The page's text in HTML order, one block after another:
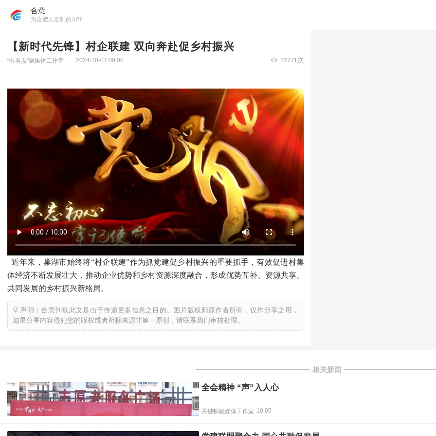
【新时代先锋】村企联建 双向奔赴促乡村振兴
“有看点”融媒体工作室 2024-10-07 09:00 22721次
近年来，巢湖市始终将“村企联建”作为抓党建促乡村振兴的重要抓手，有效促进村集
体经济不断发展壮大，推动企业优势和乡村资源深度融合，形成优势互补、资源共享、
共同发展的乡村振兴新格局。
声明：合意刊载此文是出于传递更多信息之目的。图片版权归原作者所有，仅作分享之用，
如果分享内容侵犯您的版权或者所标来源非第一原创，请联系我们审核处理。
相关新闻
全会精神 “声”入人心
关键帧融媒体工作室 10.05
合意
为合肥人定制的APP